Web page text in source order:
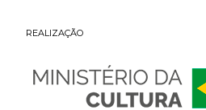
REALIZAÇÃO